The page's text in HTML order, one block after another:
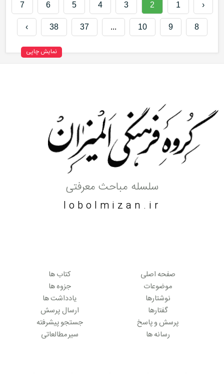
‹
1
2
3
4
5
6
7
8
9
10
...
37
38
›
نمایش چاپی
سلسله مباحث معرفتی
lobolmizan.ir
صفحه اصلی
موضوعات
نوشتارها
گفتارها
پرسش و پاسخ
رسانه ها
کتاب ها
جزوه ها
یادداشت ها
ارسال پرسش
جستجو پیشرفته
سیر مطالعاتی